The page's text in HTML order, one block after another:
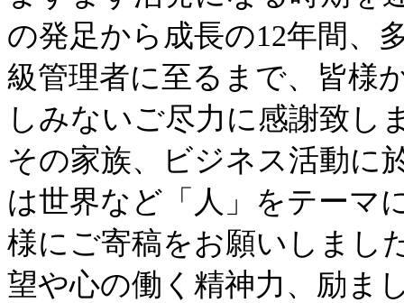
の発足から成長の12年間、
級管理者に至るまで、皆様
しみないご尽力に感謝致し
その家族、ビジネス活動に
は世界など「人」をテーマ
様にご寄稿をお願いしまし
望や心の働く精神力、励ま